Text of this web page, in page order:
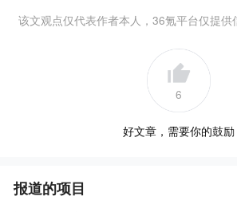
该文观点仅代表作者本人，36氪平台仅提供
6
好文章，需要你的鼓励
报道的项目